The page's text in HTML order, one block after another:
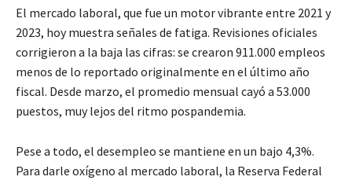
El mercado laboral, que fue un motor vibrante entre 2021 y
2023, hoy muestra señales de fatiga. Revisiones oficiales
corrigieron a la baja las cifras: se crearon 911.000 empleos
menos de lo reportado originalmente en el último año
fiscal. Desde marzo, el promedio mensual cayó a 53.000
puestos, muy lejos del ritmo pospandemia.
Pese a todo, el desempleo se mantiene en un bajo 4,3%.
Para darle oxígeno al mercado laboral, la Reserva Federal